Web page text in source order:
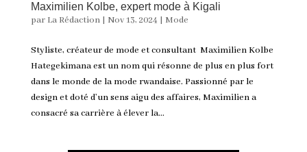
Maximilien Kolbe, expert mode à Kigali
par La Rédaction| Nov 13, 2024 | Mode
Styliste, créateur de mode et consultant Maximilien Kolbe
Hategekimana est un nom qui résonne de plus en plus fort
dans le monde de la mode rwandaise. Passionné par le
design et doté d’un sens aigu des affaires, Maximilien a
consacré sa carrière à élever la...